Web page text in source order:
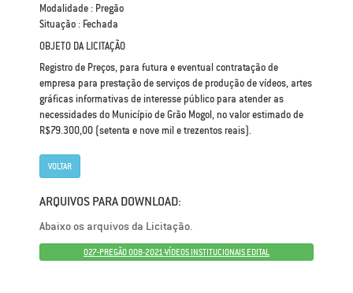
Modalidade : Pregão
Situação : Fechada
OBJETO DA LICITAÇÃO
Registro de Preços, para futura e eventual contratação de
empresa para prestação de serviços de produção de vídeos, artes
gráficas informativas de interesse público para atender as
necessidades do Município de Grão Mogol, no valor estimado de
R$79.300,00 (setenta e nove mil e trezentos reais).
VOLTAR
ARQUIVOS PARA DOWNLOAD:
Abaixo os arquivos da Licitação.
027-PREGÃO 008-2021-VÍDEOS INSTITUCIONAIS EDITAL